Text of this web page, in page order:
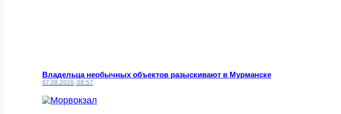
Владельца необычных объектов разыскивают в Мурманске
07.08.2026, 08:57